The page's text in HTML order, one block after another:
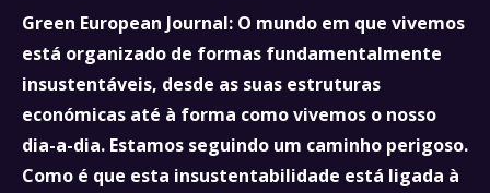
Green European Journal: O mundo em que vivemos
está organizado de formas fundamentalmente
insustentáveis, desde as suas estruturas
económicas até à forma como vivemos o nosso
dia-a-dia. Estamos seguindo um caminho perigoso.
Como é que esta insustentabilidade está ligada à